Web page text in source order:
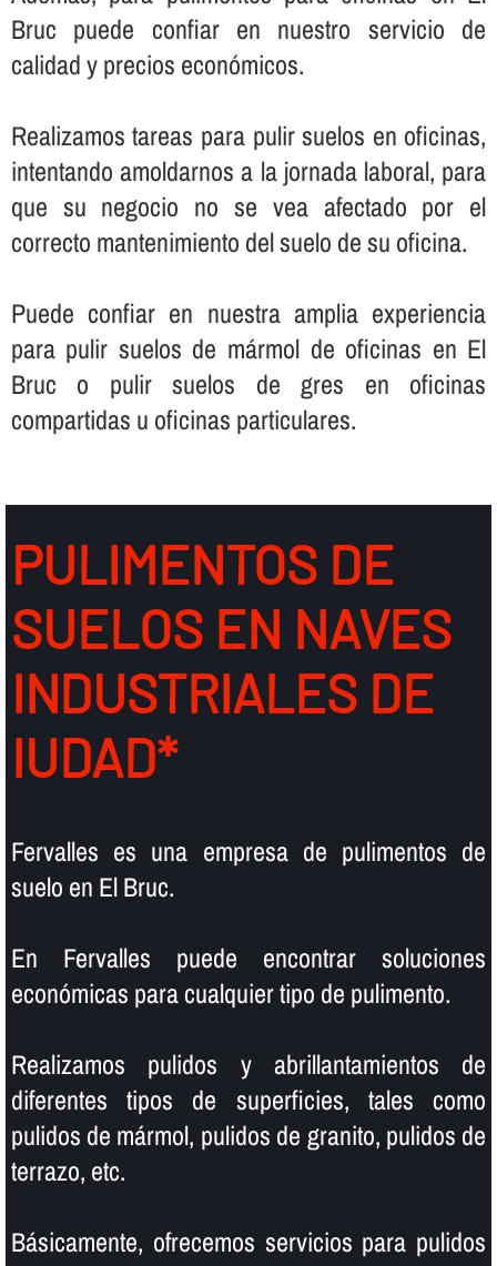
Bruc puede confiar en nuestro servicio de
calidad y precios económicos.
Realizamos tareas para pulir suelos en oficinas,
intentando amoldarnos a la jornada laboral, para
que su negocio no se vea afectado por el
correcto mantenimiento del suelo de su oficina.
Puede confiar en nuestra amplia experiencia
para pulir suelos de mármol de oficinas en El
Bruc o pulir suelos de gres en oficinas
compartidas u oficinas particulares.
PULIMENTOS DE
SUELOS EN NAVES
INDUSTRIALES DE
IUDAD*
Fervalles es una empresa de pulimentos de
suelo en El Bruc.
En Fervalles puede encontrar soluciones
económicas para cualquier tipo de pulimento.
Realizamos pulidos y abrillantamientos de
diferentes tipos de superficies, tales como
pulidos de mármol, pulidos de granito, pulidos de
terrazo, etc.
Básicamente, ofrecemos servicios para pulidos